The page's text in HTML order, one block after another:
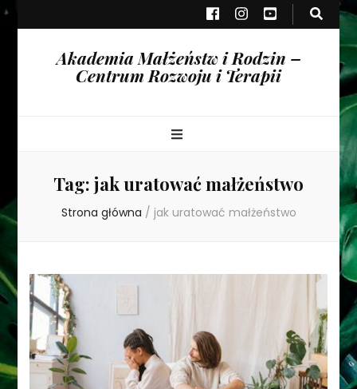
Akademia Małżeństw i Rodzin –
Centrum Rozwoju i Terapii
Tag: jak uratować małżeństwo
Strona główna / jak uratować małżeństwo